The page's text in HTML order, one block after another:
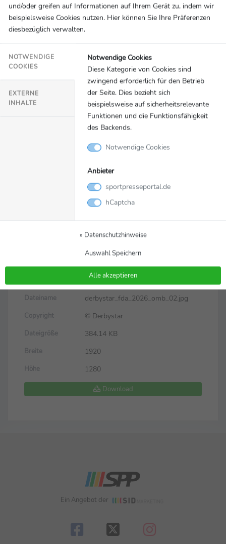
Social Media & Links
Individuelles Balldesign
für den elften Finaltag der
Amateure
Dateiname derbystar_fda_2026_omb_02.jpg
Copyright © Derbystar
Dateigröße 384.14 KB
Breite 1920
Höhe 1280
Download
Ein Angebot der
und/oder greifen auf Informationen auf Ihrem Gerät zu, indem wir
beispielsweise Cookies nutzen. Hier können Sie Ihre Präferenzen
diesbezüglich verwalten.
NOTWENDIGE
COOKIES
EXTERNE
INHALTE
Notwendige Cookies
Diese Kategorie von Cookies sind
zwingend erforderlich für den Betrieb
der Seite. Dies bezieht sich
beispielsweise auf sicherheitsrelevante
Funktionen und die Funktionsfähigkeit
des Backends.
Notwendige Cookies
Anbieter
sportpresseportal.de
hCaptcha
» Datenschutzhinweise
Auswahl Speichern
Alle akzeptieren